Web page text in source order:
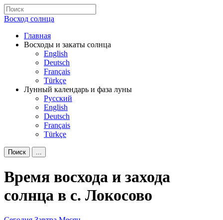
Восход солнца
Главная
Восходы и закаты солнца
English
Deutsch
Français
Türkçe
Лунный календарь и фаза луны
Русский
English
Deutsch
Français
Türkçe
Поиск ...
Время восхода и захода
солнца в с. Локосово